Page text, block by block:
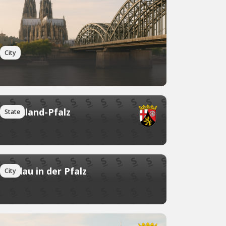
City
Köln
State
Rheinland-Pfalz
City
Landau in der Pfalz